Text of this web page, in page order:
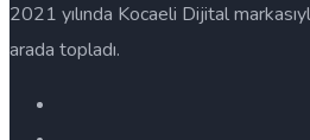
2021 yılında Kocaeli Dijital
arada topladı.